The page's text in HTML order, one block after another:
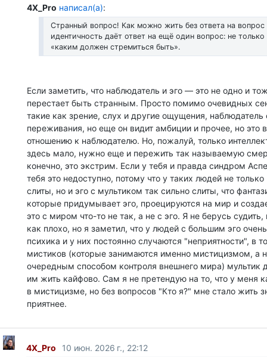
4X_Pro написал(а):
Странный вопрос! Как можно жить без ответа на вопрос
идентичность даёт ответ на ещё один вопрос: не
«каким должен стремиться быть».
Если заметить, что наблюдатель и эго — это не одно и
перестает быть странным. Просто помимо очевидных
такие как зрение, слух и другие ощущения,
переживания, но еще он видит амбиции и прочее, но это
отношению к наблюдателю. Но, пожалуй, только
здесь мало, нужно еще и пережить так называемую
конечно, это экстрим. Если у тебя и правда синдром
тебя это недоступно, потому что у таких людей не
слиты, но и эго с мультиком так сильно слиты, что
которые придумывает эго, проецируются на мир и
это с миром что-то не так, а не с эго. Я не берусь
как плохо, но я заметил, что у людей с большим эго
психика и у них постоянно случаются "неприятности", в
мистиков (которые занимаются именно мистицизмом, а
очередным способом контроля внешнего мира) мультик
им жить кайфово. Сам я не претендую на то, что у меня
в мистицизме, но без вопросов "Кто я?" мне стало жить
приятнее.
4X_Pro 10 июн. 2026 г., 22:12